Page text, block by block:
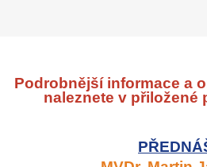
Podrobnější informace a
naleznete v přiložené